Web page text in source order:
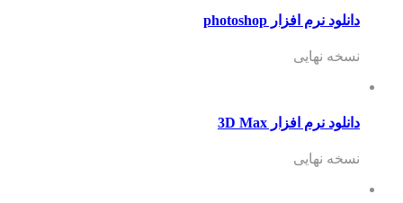
دانلود نرم افزار photoshop
نسخه نهایی
دانلود نرم افزار 3D Max
نسخه نهایی